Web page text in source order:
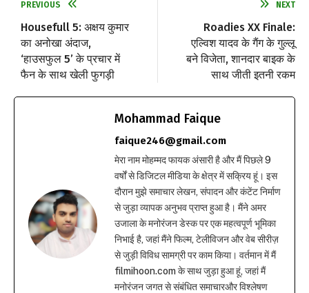
PREVIOUS
Housefull 5: अक्षय कुमार
का अनोखा अंदाज,
‘हाउसफुल 5’ के प्रचार में
फैन के साथ खेली फुगड़ी
NEXT
Roadies XX Finale:
एल्विश यादव के गैंग के गुल्लू
बने विजेता, शानदार बाइक के
साथ जीती इतनी रकम
Mohammad Faique
faique246@gmail.com
मेरा नाम मोहम्मद फायक अंसारी है और मैं पिछले 9
वर्षों से डिजिटल मीडिया के क्षेत्र में सक्रिय हूं। इस
दौरान मुझे समाचार लेखन, संपादन और कंटेंट निर्माण
से जुड़ा व्यापक अनुभव प्राप्त हुआ है। मैंने अमर
उजाला के मनोरंजन डेस्क पर एक महत्वपूर्ण भूमिका
निभाई है, जहां मैंने फिल्म, टेलीविजन और वेब सीरीज़
से जुड़ी विविध सामग्री पर काम किया। वर्तमान में मैं
filmihoon.com के साथ जुड़ा हुआ हूं, जहां मैं
मनोरंजन जगत से संबंधित समाचारऔर विश्लेषण